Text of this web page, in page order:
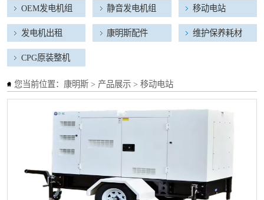
您当前位置： 康明斯 > 产品展示 > 移动电站
OEM发电机组 静音发电机组 移动电站
发电机出租 康明斯配件 维护保养耗材
CPG原装整机
维护保养耗材
CPG原装整机